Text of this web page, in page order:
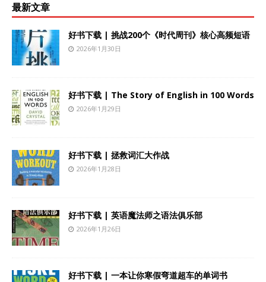
最新文章
好书下载 | 挑战200个《时代周刊》核心高频短语
2026年1月30日
好书下载 | The Story of English in 100 Words
2026年1月29日
好书下载 | 拯救词汇大作战
2026年1月28日
好书下载 | 英语魔法师之语法俱乐部
2026年1月26日
好书下载 | 一本让你寒假弯道超车的单词书